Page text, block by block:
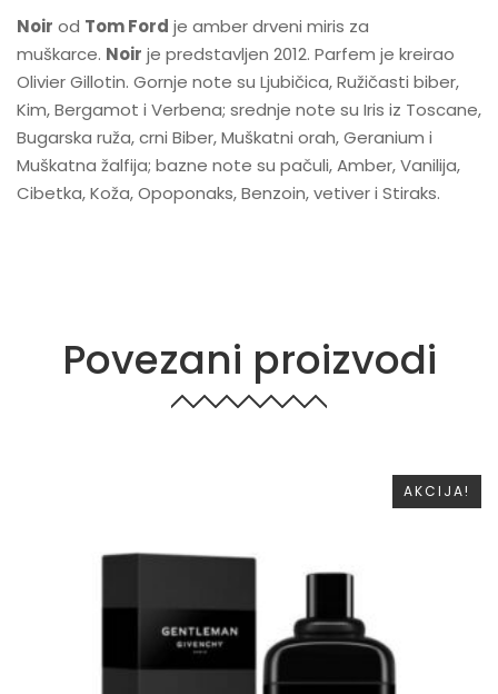
Noir od Tom Ford je amber drveni miris za
muškarce. Noir je predstavljen 2012. Parfem je kreirao
Olivier Gillotin. Gornje note su Ljubičica, Ružičasti biber,
Kim, Bergamot i Verbena; srednje note su Iris iz Toscane,
Bugarska ruža, crni Biber, Muškatni orah, Geranium i
Muškatna žalfija; bazne note su pačuli, Amber, Vanilija,
Cibetka, Koža, Opoponaks, Benzoin, vetiver i Stiraks.
Povezani proizvodi
AKCIJA!